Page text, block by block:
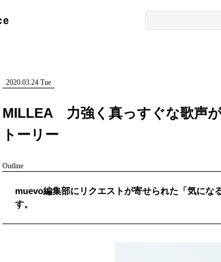
#ロック #男性シンガー #HR/HM #女性シ
化メディア
2020.03.24 Tue
MILLEA 力強く真っすぐな歌声
トーリー
Outline
muevo編集部にリクエストが寄せられた「気に
す。